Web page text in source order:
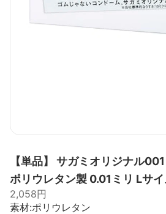
【単品】 サガミオリジナル
ポリウレタン製 0.01ミリ Lサ
2,058円
素材:ポリウレタン